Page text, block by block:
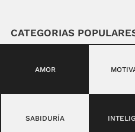
CATEGORIAS
AMOR
SABIDURÍA